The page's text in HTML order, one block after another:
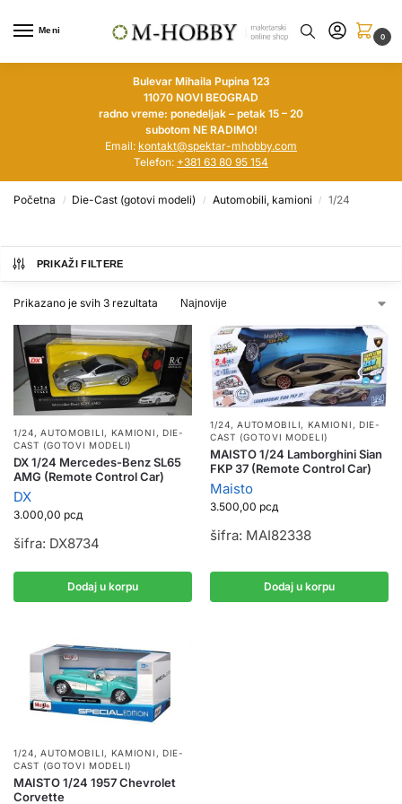
Meni
0
Bulevar Mihaila Pupina 123
11070 NOVI BEOGRAD
radno vreme: ponedeljak – petak 15 – 20
subotom NE RADIMO!
Email: kontakt@spektar-mhobby.com
Telefon: +381 63 80 95 154
Početna / Die-Cast (gotovi modeli) / Automobili, kamioni / 1/24
PRIKAŽI FILTERE
Prikazano je svih 3 rezultata
1/24,AUTOMOBILI, KAMIONI , DIE-
CAST (GOTOVI MODELI)
DX 1/24 Mercedes-Benz SL65
AMG (Remote Control Car)
DX
3.000,00 рсд
šifra: DX8734
Dodaj u korpu
1/24,AUTOMOBILI, KAMIONI , DIE-
CAST (GOTOVI MODELI)
MAISTO 1/24 Lamborghini Sian
FKP 37 (Remote Control Car)
Maisto
3.500,00 рсд
šifra: MAI82338
Dodaj u korpu
1/24,AUTOMOBILI, KAMIONI , DIE-
CAST (GOTOVI MODELI)
MAISTO 1/24 1957 Chevrolet
Corvette